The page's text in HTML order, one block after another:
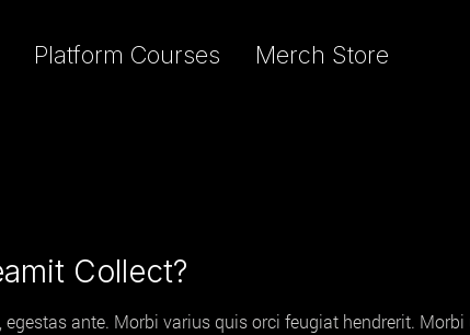
Platform Courses Merch Store
Collect?
ante. Morbi varius quis orci feugiat hendrerit.